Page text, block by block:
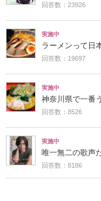
回答数：23926
実施中
ラーメンって日
回答数：19697
実施中
神奈川県で一番
回答数：8526
実施中
唯一無二の歌声
回答数：8186